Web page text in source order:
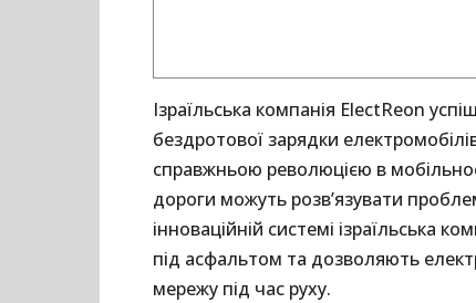
Ізраїльська компанія ElectReon
бездротової зарядки
справжньою революцією в
дороги можуть розв’язувати
інноваційній системі ізраїльська
під асфальтом та дозволяють
мережу під час руху.